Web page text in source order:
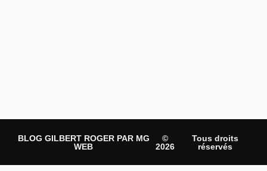
BLOG GILBERT ROGER PAR MG
WEB
©
2026
Tous droits
réservés